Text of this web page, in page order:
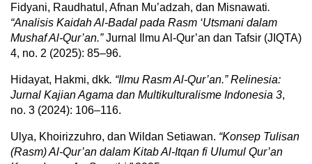
Fidyani, Raudhatul, Afnan Mu’adzah, dan Misnawati.
“Analisis Kaidah Al-Badal pada Rasm ‘Utsmani dalam
Mushaf Al-Qur’an.”Jurnal Ilmu Al-Qur’an dan Tafsir (JIQTA)
4, no. 2 (2025): 85–96.
Hidayat, Hakmi, dkk. “Ilmu Rasm Al-Qur’an.” Relinesia:
Jurnal Kajian Agama dan Multikulturalisme Indonesia 3,
no. 3 (2024): 106–116.
Ulya, Khoirizzuhro, dan Wildan Setiawan. “Konsep Tulisan
(Rasm) Al-Qur’an dalam Kitab Al-Itqan fi Ulumul Qur’an